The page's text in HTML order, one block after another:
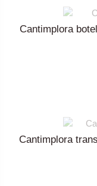
Cantimplora
Cantimplora